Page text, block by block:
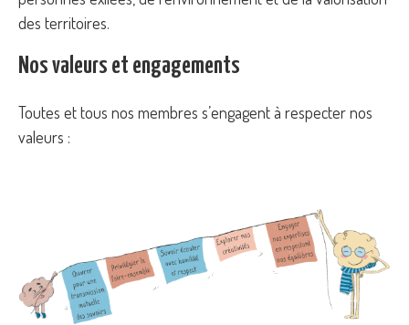
des territoires.
Nos valeurs et engagements
Toutes et tous nos membres s’engagent à respecter nos
valeurs :